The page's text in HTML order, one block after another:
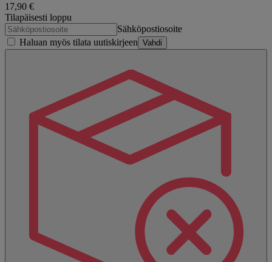
17,90 €
Tilapäisesti loppu
Sähköpostiosoite
Haluan myös tilata uutiskirjeen Vahdi